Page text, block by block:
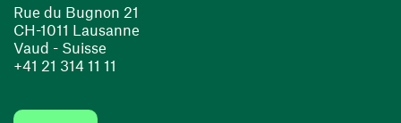
Rue du Bugnon 21
CH-1011 Lausanne
Vaud - Suisse
+41 21 314 11 11